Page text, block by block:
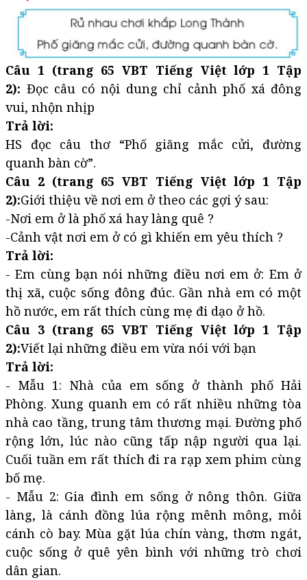
Câu 1 (trang 65 VBT Tiếng Việt lớp 1 Tập
2): Đọc câu có nội dung chỉ cảnh phố xá đông
vui, nhộn nhịp
Trả lời:
HS đọc câu thơ “Phố giăng mắc cửi, đường
quanh bàn cờ”.
Câu 2 (trang 65 VBT Tiếng Việt lớp 1 Tập
2):Giới thiệu về nơi em ở theo các gợi ý sau:
-Nơi em ở là phố xá hay làng quê ?
-Cảnh vật nơi em ở có gì khiến em yêu thích ?
Trả lời:
- Em cùng bạn nói những điều nơi em ở: Em ở
thị xã, cuộc sống đông đúc. Gần nhà em có một
hồ nước, em rất thích cùng mẹ đi dạo ở hồ.
Câu 3 (trang 65 VBT Tiếng Việt lớp 1 Tập
2):Viết lại những điều em vừa nói với bạn
Trả lời:
- Mẫu 1: Nhà của em sống ở thành phố Hải
Phòng. Xung quanh em có rất nhiều những tòa
nhà cao tầng, trung tâm thương mại. Đường phố
rộng lớn, lúc nào cũng tấp nập người qua lại.
Cuối tuần em rất thích đi ra rạp xem phim cùng
bố mẹ.
- Mẫu 2: Gia đình em sống ở nông thôn. Giữa
làng, là cánh đồng lúa rộng mênh mông, mỏi
cánh cò bay. Mùa gặt lúa chín vàng, thơm ngát,
cuộc sống ở quê yên bình với những trò chơi
dân gian.